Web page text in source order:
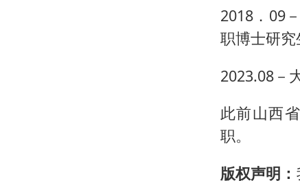
2018．09
职博士研
2023.08－
此前山西
职。
版权声明：